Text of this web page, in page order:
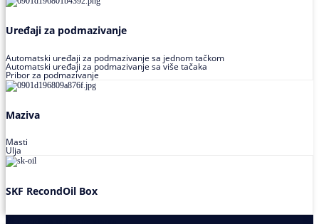
Uređaji za podmazivanje
Automatski uređaji za podmazivanje sa jednom tačkom
Automatski uređaji za podmazivanje sa više tačaka
Pribor za podmazivanje
Maziva
Masti
Ulja
SKF RecondOil Box